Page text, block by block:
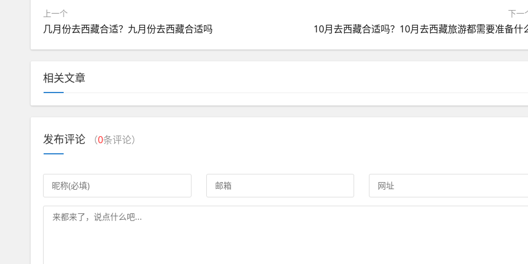
上一个
几月份去西藏合适？九月份去西藏合适吗
下一
10月去西藏合适吗？10月去西藏旅游都需要准备什
相关文章
发布评论 （0条评论）